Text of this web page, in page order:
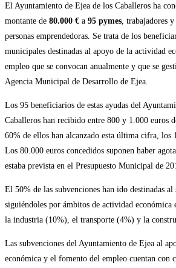
El Ayuntamiento de Ejea de los Caballeros ha
montante de 80.000 € a 95 pymes , trabajadores
personas emprendedoras. Se trata de los
municipales destinadas al apoyo de la actividad
empleo que se convocan anualmente y que se
Agencia Municipal de Desarrollo de Ejea.
Los 95 beneficiarios de estas ayudas del
Caballeros han recibido entre 800 y 1.000 euros
60% de ellos han alcanzado esta última cifra, los
Los 80.000 euros concedidos suponen haber
estaba prevista en el Presupuesto Municipal de
El 50% de las subvenciones han ido destinadas al
siguiéndoles por ámbitos de actividad económica
la industria (10%), el transporte (4%) y la
Las subvenciones del Ayuntamiento de Ejea al
económica y el fomento del empleo cuentan con